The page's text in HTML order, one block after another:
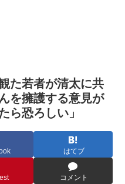
た若者が清太に共
を擁護する意見が
ら恐ろしい」
はてブ
コメント